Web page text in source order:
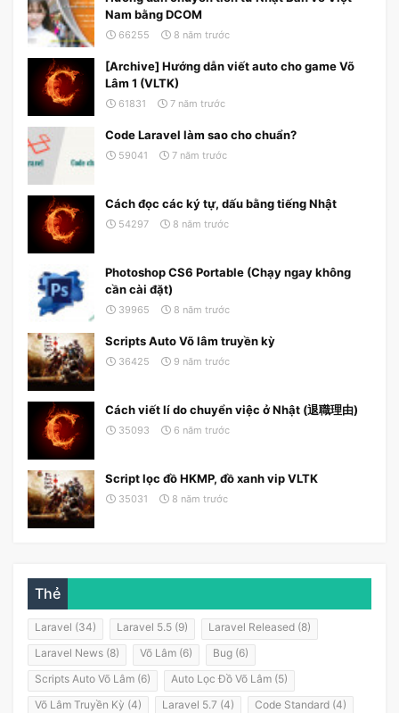
Nam bằng DCOM
66255 8 năm trước
[Archive] Hướng dẫn viết auto cho game Võ
Lâm 1 (VLTK)
61831 7 năm trước
Code Laravel làm sao cho chuẩn?
59041 7 năm trước
Cách đọc các ký tự, dấu bằng tiếng Nhật
54297 8 năm trước
Photoshop CS6 Portable (Chạy ngay không
cần cài đặt)
39965 8 năm trước
Scripts Auto Võ lâm truyền kỳ
36425 9 năm trước
Cách viết lí do chuyển việc ở Nhật (退職理由)
35093 6 năm trước
Script lọc đồ HKMP, đồ xanh vip VLTK
35031 8 năm trước
Thẻ
Laravel (34) Laravel 5.5 (9)
Laravel Released (8)
Laravel News (8)
Võ Lâm (6)
Bug (6)
Scripts Auto Võ Lâm (6)
Auto Lọc Đồ Võ Lâm (5)
Võ Lâm Truyền Kỳ (4)
Laravel 5.7 (4)
Code Standard (4)